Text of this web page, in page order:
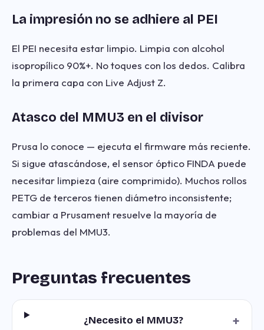
La impresión no se adhiere al PEI
El PEI necesita estar limpio. Limpia con alcohol
isopropílico 90%+. No toques con los dedos. Calibra
la primera capa con Live Adjust Z.
Atasco del MMU3 en el divisor
Prusa lo conoce — ejecuta el firmware más reciente.
Si sigue atascándose, el sensor óptico FINDA puede
necesitar limpieza (aire comprimido). Muchos rollos
PETG de terceros tienen diámetro inconsistente;
cambiar a Prusament resuelve la mayoría de
problemas del MMU3.
Preguntas frecuentes
¿Necesito el MMU3? +